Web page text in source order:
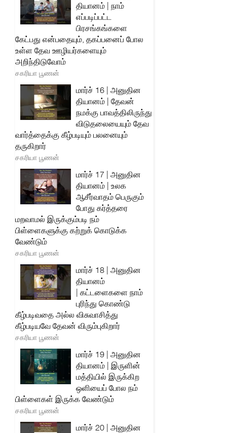
தியானம் | நாம்
எப்படிப்பட்ட
பிரசங்கங்களை
கேட்பது என்பதையும், தகப்பனைப் போல
உள்ள தேவ ஊழியர்களையும்
அறிந்திடுவோம்
சகரியா பூணன்
மார்ச் 16 | அனுதின
தியானம் | தேவன்
நமக்கு பாவத்திலிருந்து
விடுதலையையும் தேவ
வார்த்தைக்கு கீழ்படியும் பலனையும்
தருகிறார்
சகரியா பூணன்
மார்ச் 17 | அனுதின
தியானம் | உலக
ஆசீர்வாதம் பெருகும்
போது கர்த்தரை
மறவாமல் இருக்கும்படி நம்
பிள்ளைகளுக்கு கற்றுக் கொடுக்க
வேண்டும்
சகரியா பூணன்
மார்ச் 18 | அனுதின
தியானம்
| கட்டளைகளை நாம்
புரிந்து கொண்டு
கீழ்படிவதை அல்ல விசுவாசித்து
கீழ்படியவே தேவன் விரும்புகிறார்
சகரியா பூணன்
மார்ச் 19 | அனுதின
தியானம் | இருளின்
மத்தியில் இருக்கிற
ஒளியைப் போல நம்
பிள்ளைகள் இருக்க வேண்டும்
சகரியா பூணன்
மார்ச் 20 | அனுதின